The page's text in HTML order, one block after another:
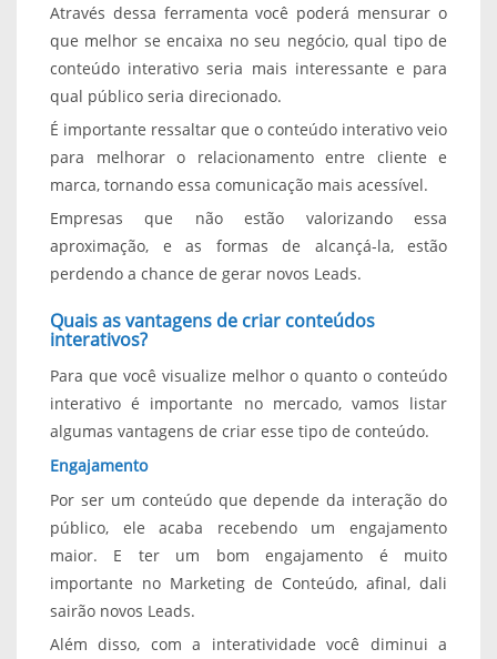
Através dessa ferramenta você poderá mensurar o
que melhor se encaixa no seu negócio, qual tipo de
conteúdo interativo seria mais interessante e para
qual público seria direcionado.
É importante ressaltar que o conteúdo interativo veio
para melhorar o relacionamento entre cliente e
marca, tornando essa comunicação mais acessível.
Empresas que não estão valorizando essa
aproximação, e as formas de alcançá-la, estão
perdendo a chance de gerar novos Leads.
Quais as vantagens de criar conteúdos
interativos?
Para que você visualize melhor o quanto o conteúdo
interativo é importante no mercado, vamos listar
algumas vantagens de criar esse tipo de conteúdo.
Engajamento
Por ser um conteúdo que depende da interação do
público, ele acaba recebendo um engajamento
maior. E ter um bom engajamento é muito
importante no Marketing de Conteúdo, afinal, dali
sairão novos Leads.
Além disso, com a interatividade você diminui a